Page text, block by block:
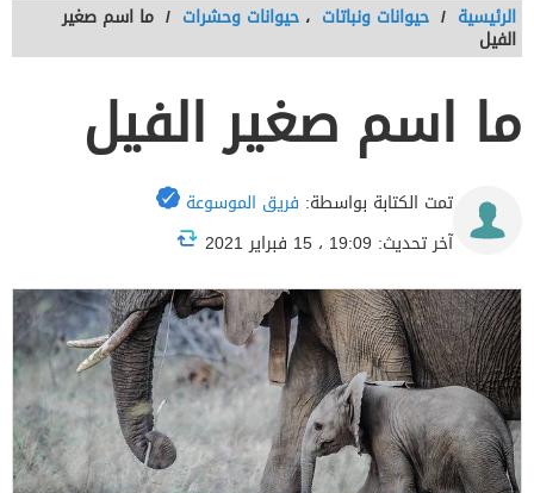
الرئيسية / حيوانات ونباتات ، حيوانات وحشرات / ما اسم صغير
الفيل
ما اسم صغير الفيل
تمت الكتابة بواسطة: فريق الموسوعة
آخر تحديث: 19:09 ، 15 فبراير 2021